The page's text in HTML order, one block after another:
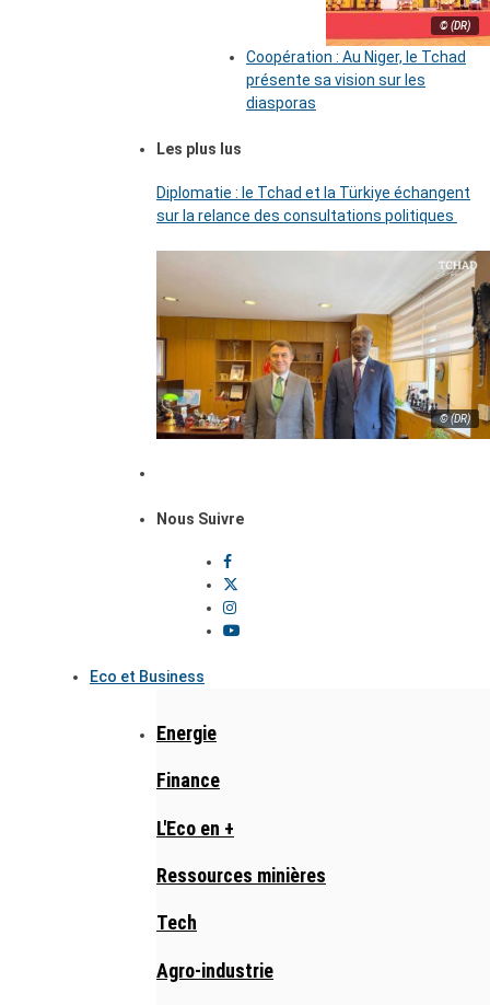
© (DR)
Coopération : Au Niger, le Tchad
présente sa vision sur les
diasporas
Les plus lus
Diplomatie : le Tchad et la Türkiye échangent
sur la relance des consultations politiques
© (DR)
Nous Suivre
Eco et Business
Energie
Finance
L'Eco en +
Ressources minières
Tech
Agro-industrie